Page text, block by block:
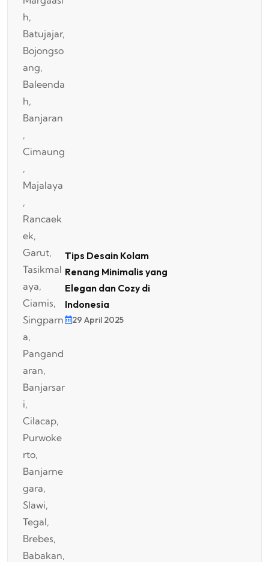
Tips Desain Kolam
Renang Minimalis yang
Elegan dan Cozy di
Indonesia
29 April 2025